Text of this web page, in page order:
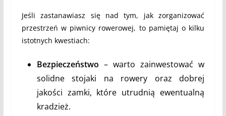
Jeśli zastanawiasz się nad tym, jak zorganizować
przestrzeń w piwnicy rowerowej, to pamiętaj o kilku
istotnych kwestiach:
Bezpieczeństwo – warto zainwestować w
solidne stojaki na rowery oraz dobrej
jakości zamki, które utrudnią ewentualną
kradzież.